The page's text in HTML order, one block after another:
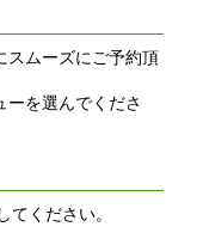
スムーズにご予約頂
を選んでくださ
ください。